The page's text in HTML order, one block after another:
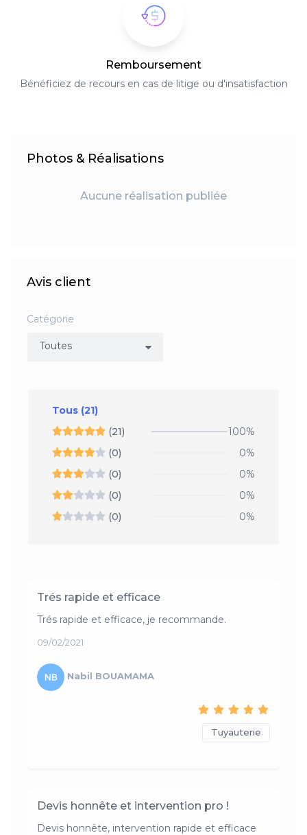
Remboursement
Bénéficiez de recours en cas de litige ou d'insatisfaction
Photos & Réalisations
Aucune réalisation publiée
Avis client
Catégorie
Tous (21)
(21)
100%
(0)
0%
(0)
0%
(0)
0%
(0)
0%
Trés rapide et efficace
Trés rapide et efficace, je recommande.
09/02/2021
Nabil BOUAMAMA
Tuyauterie
Devis honnête et intervention pro !
Devis honnête, intervention rapide et efficace